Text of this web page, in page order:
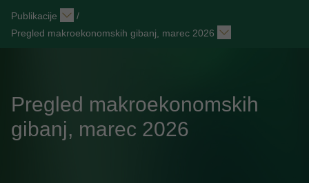
Publikacije
/
Pregled makroekonomskih gibanj, marec 2026
Pregled makroekonomskih
gibanj, marec 2026